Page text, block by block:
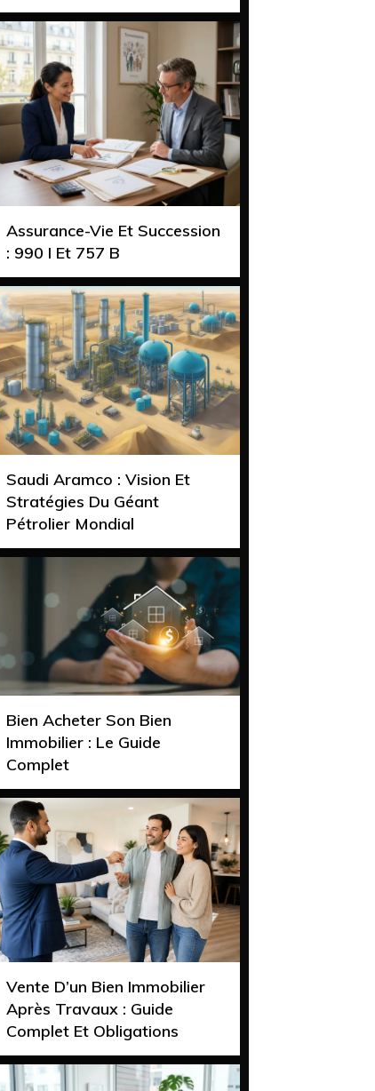
Assurance-Vie Et Succession
: 990 I Et 757 B
Saudi Aramco : Vision Et
Stratégies Du Géant
Pétrolier Mondial
Bien Acheter Son Bien
Immobilier : Le Guide
Complet
Vente D’un Bien Immobilier
Après Travaux : Guide
Complet Et Obligations